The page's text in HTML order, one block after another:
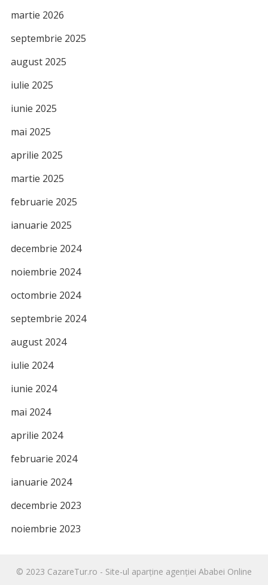
martie 2026
septembrie 2025
august 2025
iulie 2025
iunie 2025
mai 2025
aprilie 2025
martie 2025
februarie 2025
ianuarie 2025
decembrie 2024
noiembrie 2024
octombrie 2024
septembrie 2024
august 2024
iulie 2024
iunie 2024
mai 2024
aprilie 2024
februarie 2024
ianuarie 2024
decembrie 2023
noiembrie 2023
© 2023 CazareTur.ro - Site-ul aparține agenției Ababei Online